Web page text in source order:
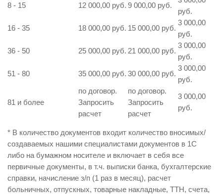
8 - 15
12 000,00 руб. 9 000,00 руб.
руб.
16 - 35
18 000,00 руб. 15 000,00 руб.
3 000,00
руб.
36 - 50
25 000,00 руб. 21 000,00 руб.
3 000,00
руб.
51 - 80
35 000,00 руб. 30 000,00 руб.
3 000,00
руб.
81 и более
по договор.
Запросить
расчет
по договор.
Запросить
расчет
3 000,00
руб.
* В количество документов входит количество вносимых/
создаваемых нашими специалистами документов в 1С
либо на бумажном носителе и включает в себя все
первичные документы, в т.ч. выписки банка, бухгалтерские
справки, начисление з/п (1 раз в месяц), расчет
больничных, отпускных, товарные накладные, ТТН, счета,